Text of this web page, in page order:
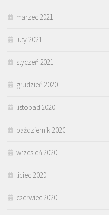
marzec 2021
luty 2021
styczeń 2021
grudzień 2020
listopad 2020
październik 2020
wrzesień 2020
lipiec 2020
czerwiec 2020